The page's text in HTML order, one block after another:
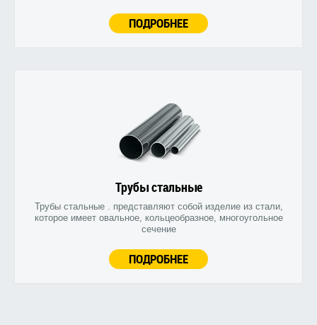
ПОДРОБНЕЕ
Трубы стальные
Трубы стальные . представляют собой изделие из стали,
которое имеет овальное, кольцеобразное, многоугольное
сечение
ПОДРОБНЕЕ